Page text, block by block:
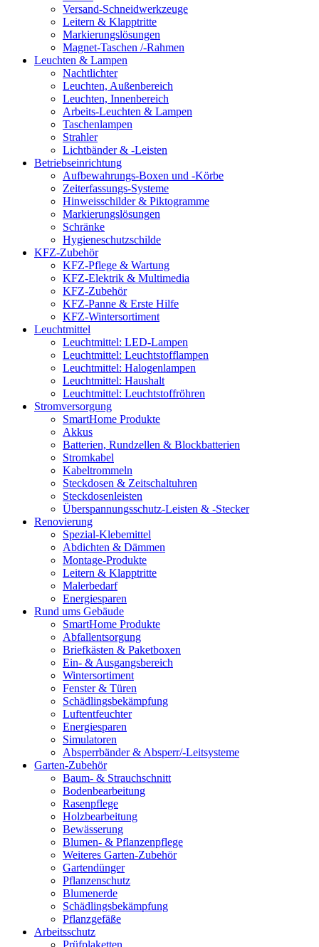
Versand-Schneidwerkzeuge
Leitern & Klapptritte
Markierungslösungen
Magnet-Taschen /-Rahmen
Leuchten & Lampen
Nachtlichter
Leuchten, Außenbereich
Leuchten, Innenbereich
Arbeits-Leuchten & Lampen
Taschenlampen
Strahler
Lichtbänder & -Leisten
Betriebseinrichtung
Aufbewahrungs-Boxen und -Körbe
Zeiterfassungs-Systeme
Hinweisschilder & Piktogramme
Markierungslösungen
Schränke
Hygieneschutzschilde
KFZ-Zubehör
KFZ-Pflege & Wartung
KFZ-Elektrik & Multimedia
KFZ-Zubehör
KFZ-Panne & Erste Hilfe
KFZ-Wintersortiment
Leuchtmittel
Leuchtmittel: LED-Lampen
Leuchtmittel: Leuchtstofflampen
Leuchtmittel: Halogenlampen
Leuchtmittel: Haushalt
Leuchtmittel: Leuchtstoffröhren
Stromversorgung
SmartHome Produkte
Akkus
Batterien, Rundzellen & Blockbatterien
Stromkabel
Kabeltrommeln
Steckdosen & Zeitschaltuhren
Steckdosenleisten
Überspannungsschutz-Leisten & -Stecker
Renovierung
Spezial-Klebemittel
Abdichten & Dämmen
Montage-Produkte
Leitern & Klapptritte
Malerbedarf
Energiesparen
Rund ums Gebäude
SmartHome Produkte
Abfallentsorgung
Briefkästen & Paketboxen
Ein- & Ausgangsbereich
Wintersortiment
Fenster & Türen
Schädlingsbekämpfung
Luftentfeuchter
Energiesparen
Simulatoren
Absperrbänder & Absperr/-Leitsysteme
Garten-Zubehör
Baum- & Strauchschnitt
Bodenbearbeitung
Rasenpflege
Holzbearbeitung
Bewässerung
Blumen- & Pflanzenpflege
Weiteres Garten-Zubehör
Gartendünger
Pflanzenschutz
Blumenerde
Schädlingsbekämpfung
Pflanzgefäße
Arbeitsschutz
Prüfplaketten